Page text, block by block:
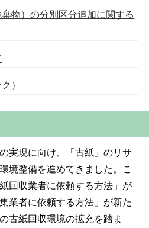
物）の分別区分追加に関する
）
実現に向け、「古紙」のリサ
境整備を進めてきました。こ
回収業者に依頼する方法」が
業者に依頼する方法」が新た
古紙回収環境の拡充を踏ま